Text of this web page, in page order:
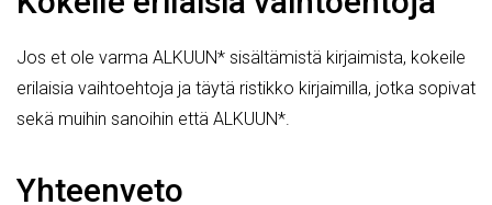
Jos et ole varma ALKUUN* sisältämistä kirjaimista, kokeile
erilaisia vaihtoehtoja ja täytä ristikko kirjaimilla, jotka sopivat
sekä muihin sanoihin että ALKUUN*.
Yhteenveto